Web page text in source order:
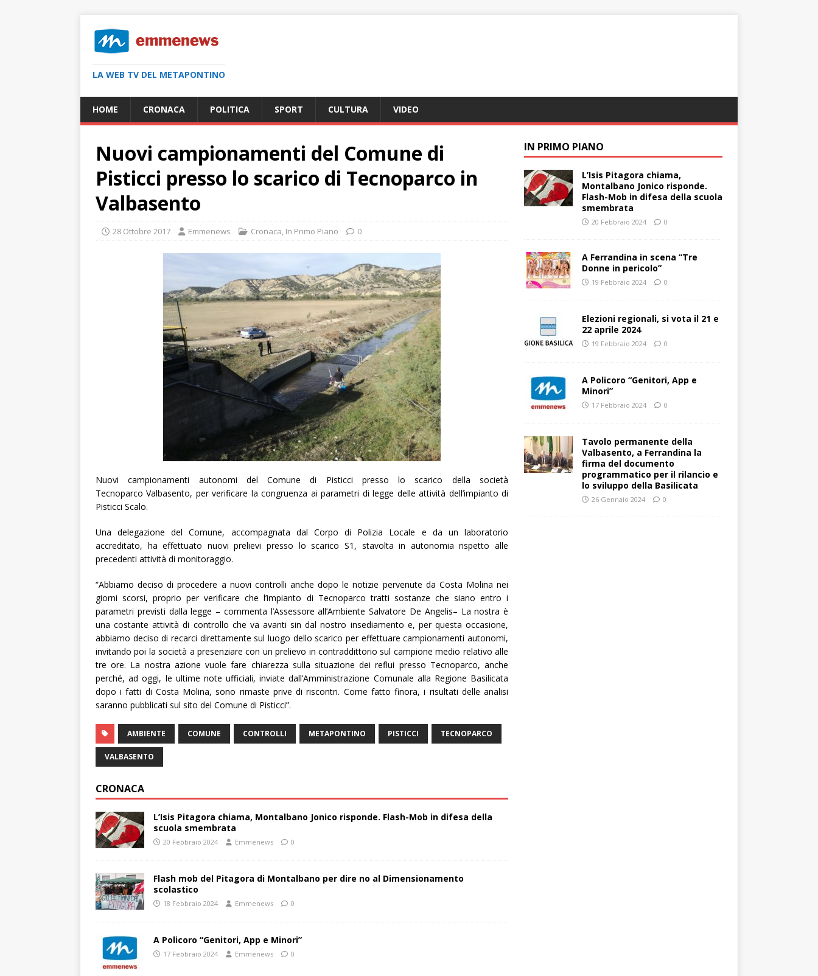
LA WEB TV DEL METAPONTINO
HOME CRONACA POLITICA SPORT CULTURA VIDEO
Nuovi campionamenti del Comune di
Pisticci presso lo scarico di Tecnoparco in
Valbasento
28 Ottobre 2017 Emmenews Cronaca, In Primo Piano 0
Nuovi campionamenti autonomi del Comune di Pisticci presso lo scarico della società
Tecnoparco Valbasento, per verificare la congruenza ai parametri di legge delle attività dell’impianto di
Pisticci Scalo.
Una delegazione del Comune, accompagnata dal Corpo di Polizia Locale e da un laboratorio
accreditato, ha effettuato nuovi prelievi presso lo scarico S1, stavolta in autonomia rispetto alle
precedenti attività di monitoraggio.
“Abbiamo deciso di procedere a nuovi controlli anche dopo le notizie pervenute da Costa Molina nei
giorni scorsi, proprio per verificare che l’impianto di Tecnoparco tratti sostanze che siano entro i
parametri previsti dalla legge – commenta l’Assessore all’Ambiente Salvatore De Angelis– La nostra è
una costante attività di controllo che va avanti sin dal nostro insediamento e, per questa occasione,
abbiamo deciso di recarci direttamente sul luogo dello scarico per effettuare campionamenti autonomi,
invitando poi la società a presenziare con un prelievo in contraddittorio sul campione medio relativo alle
tre ore. La nostra azione vuole fare chiarezza sulla situazione dei reflui presso Tecnoparco, anche
perché, ad oggi, le ultime note ufficiali, inviate dall’Amministrazione Comunale alla Regione Basilicata
dopo i fatti di Costa Molina, sono rimaste prive di riscontri. Come fatto finora, i risultati delle analisi
saranno pubblicati sul sito del Comune di Pisticci”.
AMBIENTE COMUNE CONTROLLI METAPONTINO PISTICCI TECNOPARCO
VALBASENTO
CRONACA
L’Isis Pitagora chiama, Montalbano Jonico risponde. Flash-Mob in difesa della
scuola smembrata
20 Febbraio 2024 Emmenews 0
Flash mob del Pitagora di Montalbano per dire no al Dimensionamento
scolastico
18 Febbraio 2024 Emmenews 0
A Policoro “Genitori, App e Minori”
17 Febbraio 2024 Emmenews 0
IN PRIMO PIANO
L’Isis Pitagora chiama,
Montalbano Jonico risponde.
Flash-Mob in difesa della scuola
smembrata
20 Febbraio 2024 0
A Ferrandina in scena “Tre
Donne in pericolo”
19 Febbraio 2024 0
Elezioni regionali, si vota il 21 e
22 aprile 2024
19 Febbraio 2024 0
A Policoro “Genitori, App e
Minori”
17 Febbraio 2024 0
Tavolo permanente della
Valbasento, a Ferrandina la
firma del documento
programmatico per il rilancio e
lo sviluppo della Basilicata
26 Gennaio 2024 0